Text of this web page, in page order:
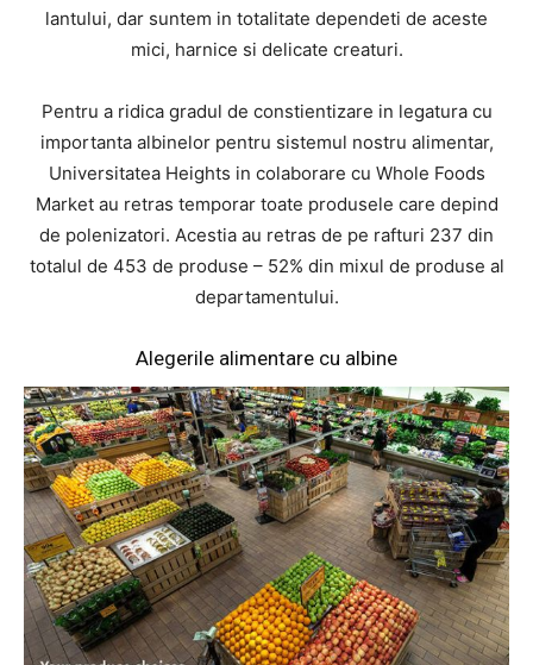
lantului, dar suntem in totalitate dependeti de aceste
mici, harnice si delicate creaturi.
Pentru a ridica gradul de constientizare in legatura cu
importanta albinelor pentru sistemul nostru alimentar,
Universitatea Heights in colaborare cu Whole Foods
Market au retras temporar toate produsele care depind
de polenizatori. Acestia au retras de pe rafturi 237 din
totalul de 453 de produse – 52% din mixul de produse al
departamentului.
Alegerile alimentare cu albine